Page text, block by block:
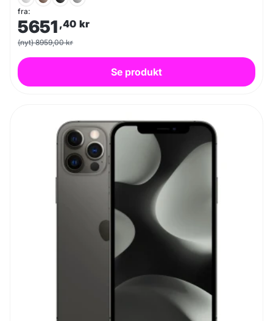
fra:
5651 ,40 kr
(nyt) 8959,00 kr
Se produkt